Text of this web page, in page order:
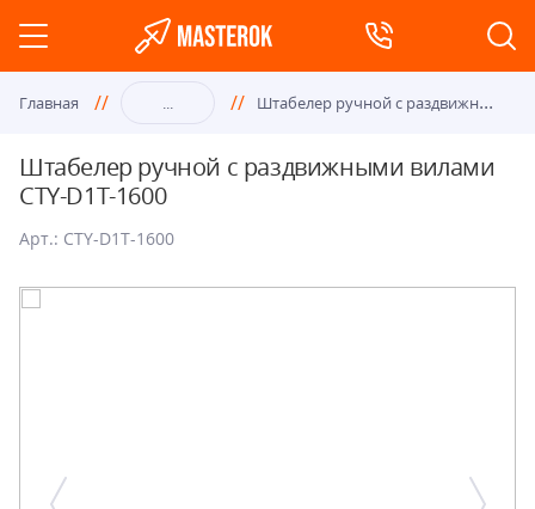
Главная ... Шта
белер ручной с раздвижными вилами CTY-D1T-1600
Штабелер ручной с раздвижными вилами
CTY-D1T-1600
Арт.: CTY-D1T-1600